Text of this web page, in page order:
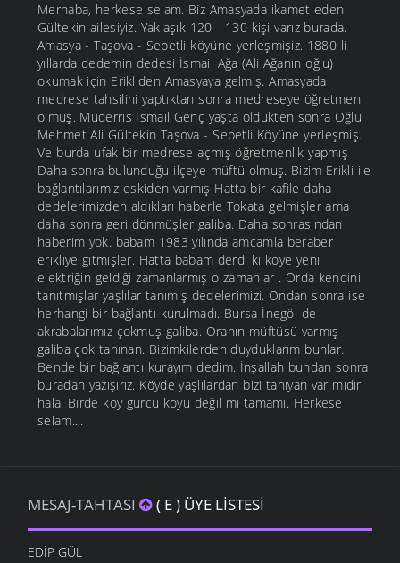
Merhaba, herkese selam. Biz Amasyada ikamet eden
Gültekin ailesiyiz. Yaklaşık 120 - 130 kişi varız burada.
Amasya - Taşova - Sepetli köyüne yerleşmişiz. 1880 li
yıllarda dedemin dedesi İsmail Ağa (Ali Ağanın oğlu)
okumak için Erikliden Amasyaya gelmiş. Amasyada
medrese tahsilini yaptıktan sonra medreseye öğretmen
olmuş. Müderris İsmail Genç yaşta öldükten sonra Oğlu
Mehmet Ali Gültekin Taşova - Sepetli Köyüne yerleşmiş.
Ve burda ufak bir medrese açmış öğretmenlik yapmış
Daha sonra bulunduğu ilçeye müftü olmuş. Bizim Erikli ile
bağlantılarımız eskiden varmış Hatta bir kafile daha
dedelerimizden aldıkları haberle Tokata gelmişler ama
daha sonra geri dönmüşler galiba. Daha sonrasından
haberim yok. babam 1983 yılında amcamla beraber
erikliye gitmişler. Hatta babam derdi ki köye yeni
elektriğin geldiği zamanlarmış o zamanlar . Orda kendini
tanıtmışlar yaşlılar tanımış dedelerimizi. Ondan sonra ise
herhangi bir bağlantı kurulmadı. Bursa İnegöl de
akrabalarımız çokmuş galiba. Oranın müftüsü varmış
galiba çok tanınan. Bizimkilerden duyduklarım bunlar.
Bende bir bağlantı kurayım dedim. İnşallah bundan sonra
buradan yazışırız. Köyde yaşlılardan bizi tanıyan var mıdır
hala. Birde köy gürcü köyü değil mi tamamı. Herkese
selam....
MESAJ-TAHTASI ( E ) ÜYE LISTESI
EDIP GÜL